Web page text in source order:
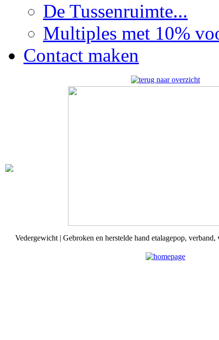
De Tussenruimte...
Multiples met 10%
Contact maken
Vedergewicht | Gebroken en herstelde hand etalagepop,